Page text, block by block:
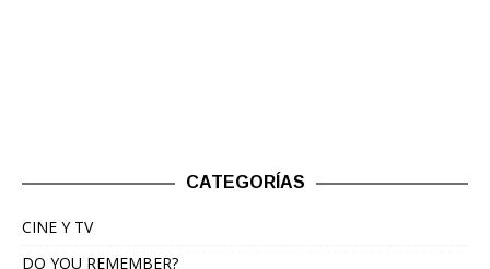
CATEGORÍAS
CINE Y TV
DO YOU REMEMBER?